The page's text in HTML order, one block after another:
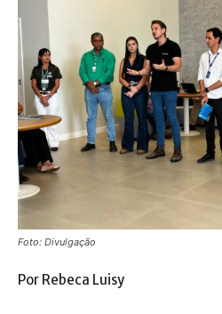
Foto: Divulgação
Por Rebeca Luisy